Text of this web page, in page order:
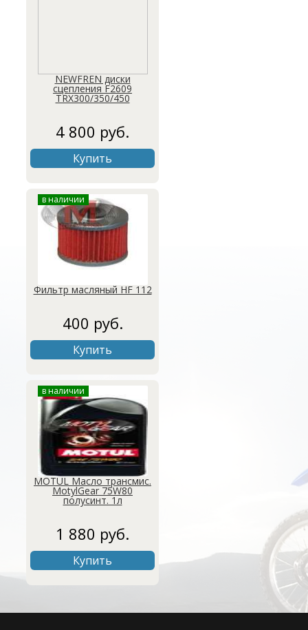
NEWFREN диски
сцепления F2609
TRX300/350/450
4 800 руб.
Купить
в наличии
Фильтр масляный HF 112
400 руб.
Купить
в наличии
MOTUL Масло трансмис.
MotylGear 75W80
полусинт. 1л
1 880 руб.
Купить